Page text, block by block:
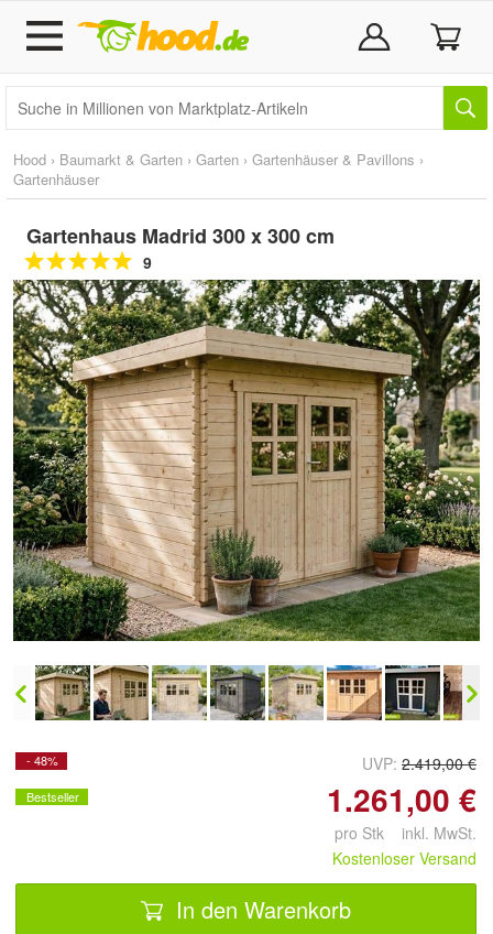
Hood › Baumarkt & Garten › Garten › Gartenhäuser & Pavillons ›
Gartenhäuser
Gartenhaus Madrid 300 x 300 cm
9
Doppelt antippen zum
vergrößern
- 48% UVP: 2.419,00 €
Bestseller 1.261,00 €
pro Stk inkl. MwSt.
Kostenloser Versand
In den Warenkorb